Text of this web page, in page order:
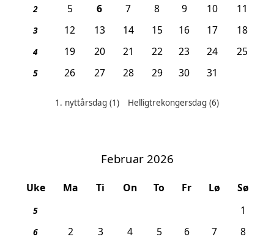
2 5 6, Helligtrekongersdag
7 8 9 10 11
3 12 13 14 15 16 17 18
4 19 20 21 22 23 24 25
5 26 27 28 29 30 31
Helligdager denne måneden:
1. nyttårsdag(1) Helligtrekongersdag (6)
Februar 2026
Uke Ma Ti On To Fr Lø Sø
5 1
6 2 3 4 5 6 7 8